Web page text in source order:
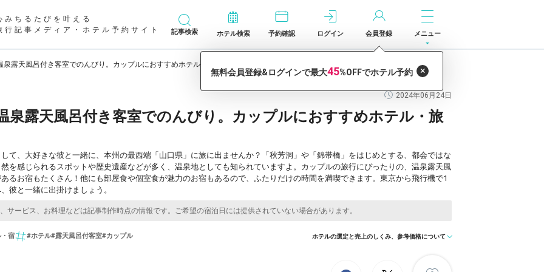
みちるたびを叶える
行記事メディア・ホテル予約サイト
記事検索 ホテル検索 予約確認 ログイン 会員登録 メニュー
泉露天風呂付き客室でのんびり。カップルにおすすめホテル・旅館12選
2024年06月24日
泉露天風呂付き客室でのんびり。カップルにおすすめホテル・旅
て、大好きな彼と一緒に、本州の最西端「山口県」に旅に出ませんか？「秋芳洞」や「錦帯橋」をはじめとする、都会ではな
を感じられるスポットや歴史遺産などが多く、温泉地としても知られていますよ。カップルの旅行にぴったりの、温泉露天風
るお宿もたくさん！他にも部屋食や個室食が魅力のお宿もあるので、ふたりだけの時間を満喫できます。東京から飛行機で1
彼と一緒に出掛けましょう。
宿 #ホテル#露天風呂付客室#カップル ホテルの選定と売上のしくみ、参考価格について